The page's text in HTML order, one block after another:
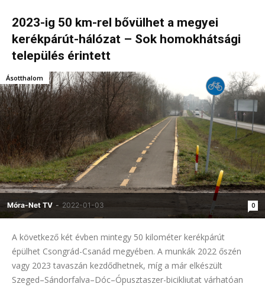
2023-ig 50 km-rel bővülhet a megyei
kerékpárút-hálózat – Sok homokhátsági
település érintett
Móra-Net TV - 2022-01-03 0
Ásotthalom
A következő két évben mintegy 50 kilométer kerékpárút
épülhet Csongrád-Csanád megyében. A munkák 2022 őszén
vagy 2023 tavaszán kezdődhetnek, míg a már elkészült
Szeged–Sándorfalva–Dóc–Ópusztaszer-bicikliutat várhatóan